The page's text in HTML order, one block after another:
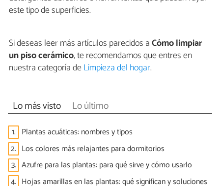
este tipo de superficies.
Si deseas leer más artículos parecidos aCómo limpiar
un piso cerámico, te recomendamos que entres en
nuestra categoría deLimpieza del hogar.
Lo más visto Lo último
1. Plantas acuáticas: nombres y tipos
2. Los colores más relajantes para dormitorios
3. Azufre para las plantas: para qué sirve y cómo usarlo
4. Hojas amarillas en las plantas: qué significan y soluciones